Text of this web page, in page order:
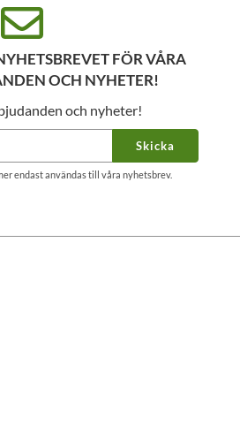
FÖR VÅRA
OCH NYHETER!
och nyheter!
Skicka
endast användas till våra nyhetsbrev.